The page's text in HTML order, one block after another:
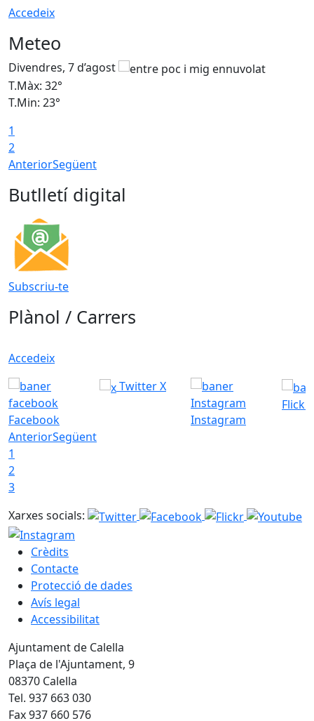
Accedeix
Meteo
Divendres, 7 d’agost
T.Màx: 32°
T.Min: 23°
1
2
AnteriorSegüent
Butlletí digital
Subscriu-te
Plànol / Carrers
Accedeix
Facebook
Twitter X
Instagram
Flickr
AnteriorSegüent
1
2
3
Xarxes socials:
Crèdits
Contacte
Protecció de dades
Avís legal
Accessibilitat
Ajuntament de Calella
Plaça de l'Ajuntament, 9
08370 Calella
Tel. 937 663 030
Fax 937 660 576